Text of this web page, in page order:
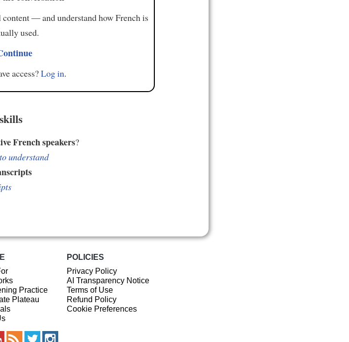
— and understand how French is
used.
access?Log in.
French speakers?
understand
Practice
Plateau
POLICIES
Privacy Policy
AI Transparency Notice
Terms of Use
Refund Policy
Cookie Preferences